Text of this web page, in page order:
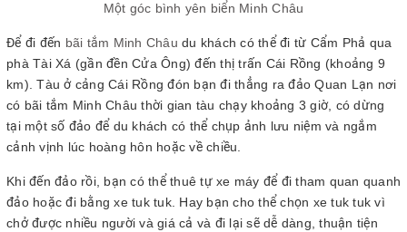
Một góc bình yên biển Minh Châu
Để đi đến bãi tắm Minh Châu du khách có thể đi từ Cẩm Phả qua
phà Tài Xá (gần đền Cửa Ông) đến thị trấn Cái Rồng (khoảng 9
km). Tàu ở cảng Cái Rồng đón bạn đi thẳng ra đảo Quan Lạn nơi
có bãi tắm Minh Châu thời gian tàu chạy khoảng 3 giờ, có dừng
tại một số đảo để du khách có thể chụp ảnh lưu niệm và ngắm
cảnh vịnh lúc hoàng hôn hoặc về chiều.
Khi đến đảo rồi, bạn có thể thuê tự xe máy để đi tham quan quanh
đảo hoặc đi bằng xe tuk tuk. Hay bạn cho thể chọn xe tuk tuk vì
chở được nhiều người và giá cả và đi lại sẽ dễ dàng, thuận tiện